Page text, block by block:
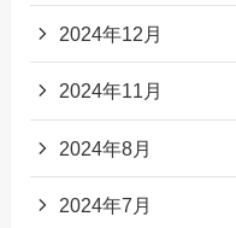
2024年12月
2024年11月
2024年8月
2024年7月